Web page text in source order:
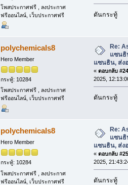
โพสประกาศฟรี , ลงประกาศ
ฟรีออนไลน์, เว็บประกาศฟรี
ดันกระทู้
polychemicals8
Hero Member
กระทู้: 10284
โพสประกาศฟรี , ลงประกาศ
ฟรีออนไลน์, เว็บประกาศฟรี
Re:
แซนธิ
แซนธิน, ส่ง
« ตอบกลับ
2025,
ดันกระทู้
polychemicals8
Hero Member
กระทู้: 10284
โพสประกาศฟรี , ลงประกาศ
ฟรีออนไลน์, เว็บประกาศฟรี
Re:
แซนธิ
แซนธิน, ส่ง
« ตอบกลับ
2025,
ดันกระทู้